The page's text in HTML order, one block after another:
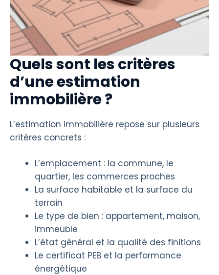
Quels sont les critères
d’une estimation
immobilière ?
L’estimation immobilière repose sur plusieurs
critères concrets :
L’emplacement : la commune, le
quartier, les commerces proches
La surface habitable et la surface du
terrain
Le type de bien : appartement, maison,
immeuble
L’état général et la qualité des finitions
Le certificat PEB et la performance
énergétique